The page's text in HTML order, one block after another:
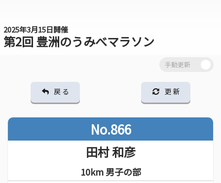
2025年3月15日開催
第2回 豊洲のうみべマラソン
戻 る 更 新
No.866
田村 和彦
10km 男子の部